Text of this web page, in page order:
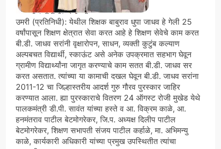
उमरी (प्रतिनिधी): येथील शिक्षक बाबुराव धुपा जाधव हे गेली 25
वर्षांपासून शिक्षण क्षेत्रात सेवा करत आहे हे शिक्षण सेवेचे काम करत
बी.डी. जाधव सरांनी वृक्षारोपन, साधन, व्यक्ती कुटुंब कल्याण
अल्पबचत विद्यार्थी, स्काऊंट असे अनेक उपक्रमात सहभाग घेवून
ग्रामीण विद्यार्थ्यांना जागृत करण्याचे काम सतत बी.डी. जाधव सर
करत असतात. त्यांच्या या कामाची दखल घेवून बी.डी. जाधव सरांना
2011-12 चा जिल्हास्तरीय आदर्श गुरु गौरव पुरस्कार जाहिर
करण्यात आला. ह्या पुरस्काराचे वितरण 24 ऑगस्ट रोजी मुखेड येथे
पालकमंत्री डी.पी. सावंत यांच्या हस्ते व आ. विक्रम काळे, आ.
हनमंतराव पाटील बेटमोगरेकर, जि.प. अध्यक्ष दिलीप पाटील
बेटमोगरेकर, शिक्षण सभापती संजय पाटील कर्हाळे, मा. अभिमन्यु
काळे, कार्यकारी अधिकारी यांच्या प्रमुख उपस्थितीत त्यांचा